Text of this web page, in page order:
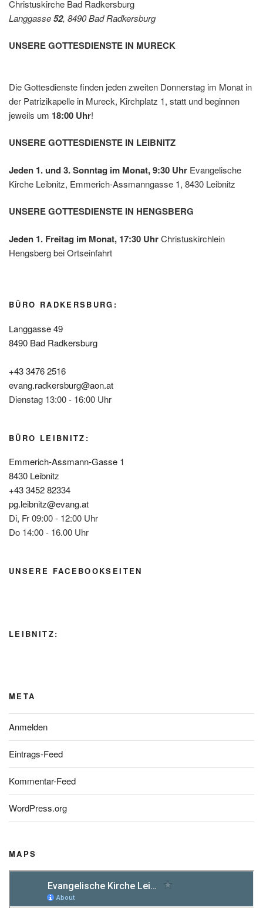
Christuskirche Bad Radkersburg
Langgasse52, 8490 Bad Radkersburg
UNSERE GOTTESDIENSTE IN MURECK
Die Gottesdienste finden jeden zweiten Donnerstag im Monat in
der Patrizikapelle in Mureck, Kirchplatz 1, statt und beginnen
jeweils um 18:00 Uhr!
UNSERE GOTTESDIENSTE IN LEIBNITZ
Jeden 1. und 3. Sonntag im Monat, 9:30 Uhr Evangelische
Kirche Leibnitz, Emmerich-Assmanngasse 1, 8430 Leibnitz
UNSERE GOTTESDIENSTE IN HENGSBERG
Jeden 1. Freitag im Monat, 17:30 UhrChristuskirchlein
Hengsberg bei Ortseinfahrt
BÜRO RADKERSBURG:
Langgasse 49
8490 Bad Radkersburg
+43 3476 2516
evang.radkersburg@aon.at
Dienstag 13:00 - 16:00 Uhr
BÜRO LEIBNITZ:
Emmerich-Assmann-Gasse 1
8430 Leibnitz
+43 3452 82334
pg.leibnitz@evang.at
Di, Fr 09:00 - 12:00 Uhr
Do 14:00 - 16.00 Uhr
UNSERE FACEBOOKSEITEN
LEIBNITZ:
META
Anmelden
Eintrags-Feed
Kommentar-Feed
WordPress.org
MAPS